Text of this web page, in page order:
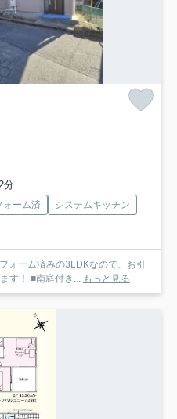
分
ォーム済
システムキッチン
ォーム済みの3LDKなので、お引
す！ ■南庭付き... もっと見る